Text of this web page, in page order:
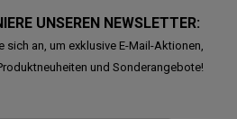
UNSEREN NEWSLETTER:
sich an, um exklusive E-Mail-Aktionen,
und Sonderangebote!